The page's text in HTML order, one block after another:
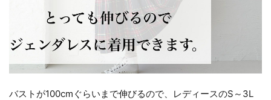
バストが100cmぐらいまで伸びるので、レディースのS～3L